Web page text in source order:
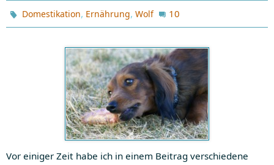
Domestikation, Ernährung,Wolf 10
Vor einiger Zeit habe ich in einem Beitrag verschiedene